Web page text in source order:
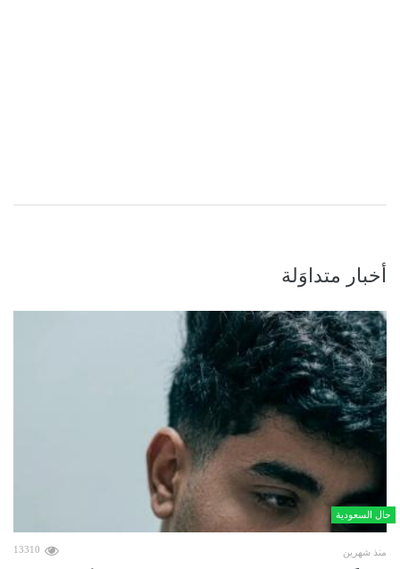
أخبار متداوَلة
حال السعودية
منذ شهرين 13310